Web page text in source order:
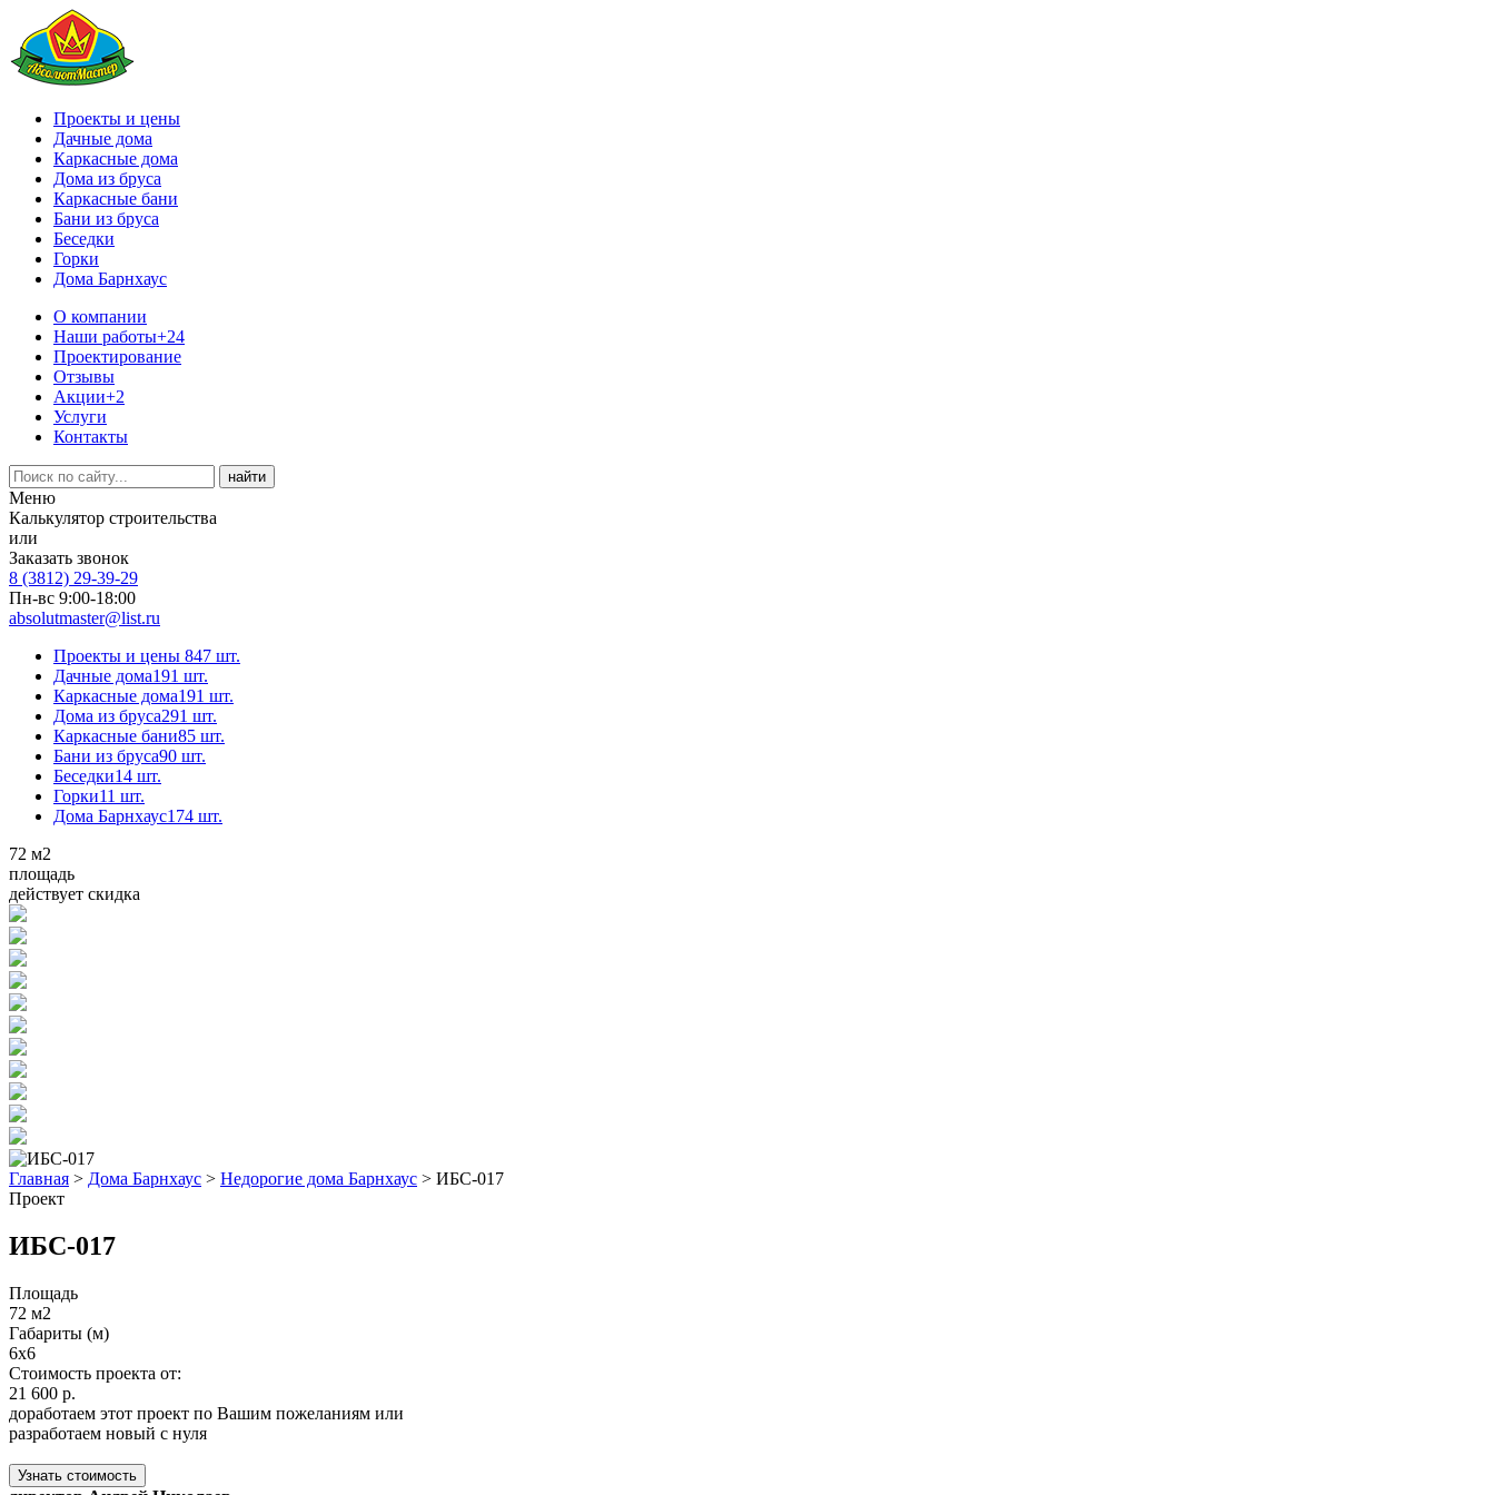
Проекты и цены
Дачные дома
Каркасные дома
Дома из бруса
Каркасные бани
Бани из бруса
Беседки
Горки
Дома Барнхаус
О компании
Наши работы+24
Проектирование
Отзывы
Акции+2
Услуги
Контакты
Меню
Калькулятор строительства
или
Заказать звонок
8 (3812) 29-39-29
Пн-вс 9:00-18:00
absolutmaster@list.ru
Проекты и цены 847 шт.
Дачные дома191 шт.
Каркасные дома191 шт.
Дома из бруса291 шт.
Каркасные бани85 шт.
Бани из бруса90 шт.
Беседки14 шт.
Горки11 шт.
Дома Барнхаус174 шт.
72 м2
площадь
действует скидка
Главная > Дома Барнхаус > Недорогие дома Барнхаус > ИБС-017
Проект
ИБС-017
Площадь
72 м2
Габариты (м)
6х6
Стоимость проекта от:
21 600 р.
доработаем этот проект по Вашим пожеланиям или
разработаем новый с нуля
Узнать стоимость